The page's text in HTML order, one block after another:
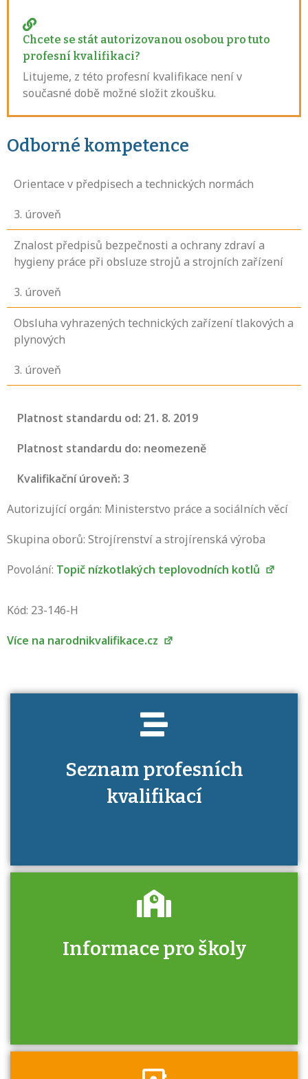
Chcete se stát autorizovanou osobou pro tuto
profesní kvalifikaci?
Litujeme, z této profesní kvalifikace není v
současné době možné složit zkoušku.
Odborné kompetence
Orientace v předpisech a technických normách
3. úroveň
Znalost předpisů bezpečnosti a ochrany zdraví a
hygieny práce při obsluze strojů a strojních zařízení
3. úroveň
Obsluha vyhrazených technických zařízení tlakových a
plynových
3. úroveň
Platnost standardu od: 21. 8. 2019
Platnost standardu do: neomezeně
Kvalifikační úroveň: 3
Autorizující orgán: Ministerstvo práce a sociálních věcí
Skupina oborů: Strojírenství a strojírenská výroba
Povolání: Topič nízkotlakých teplovodních kotlů
Kód: 23-146-H
Více na narodnikvalifikace.cz
Seznam profesních
kvalifikací
Víte, jaké dovednosti musíte pro danou
Informace pro školy
Zjistěte, jak se přihlásit ke zkoušce a kde